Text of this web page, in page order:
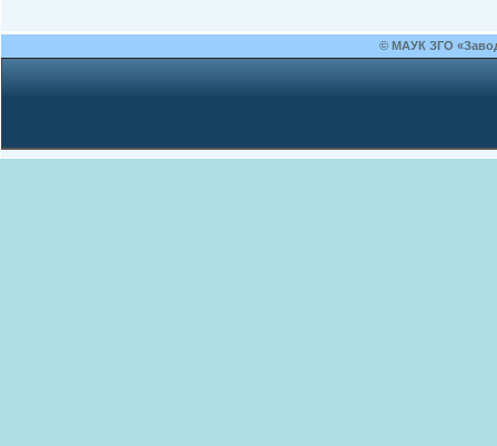
© МАУК ЗГО